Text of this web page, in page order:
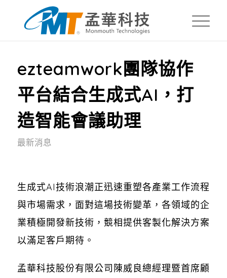
ezteamwork團隊協作
平台結合生成式AI，打
造智能會議助理
最新消息
生成式AI技術浪潮正迅速重塑各產業工作流程
與市場需求，面對這場技術變革，各領域的企
業積極開發新技術，競相提供客製化解決方案
以滿足客戶期待。
孟華科技股份有限公司陳威良總經理暨首席顧